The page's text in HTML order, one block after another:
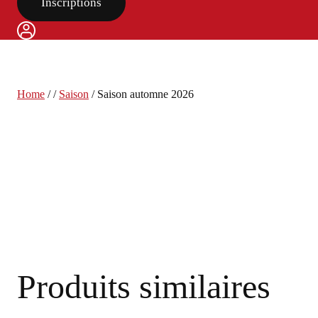
Home / / Saison / Saison automne 2026
Produits similaires